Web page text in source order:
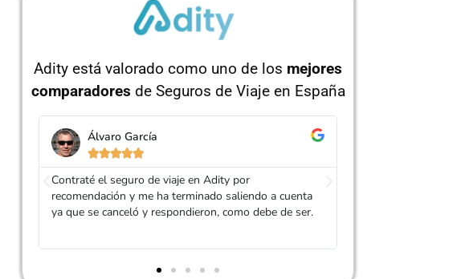
Adity está valorado como uno de los mejores
comparadores de Seguros de Viaje en España
Jorge Trujillo

Pedro fué el agente de Adity que me atendió. Me
ofreció varios presupuestos de diferentes
aseguradoras y se dejó la piel para que encontrase lo